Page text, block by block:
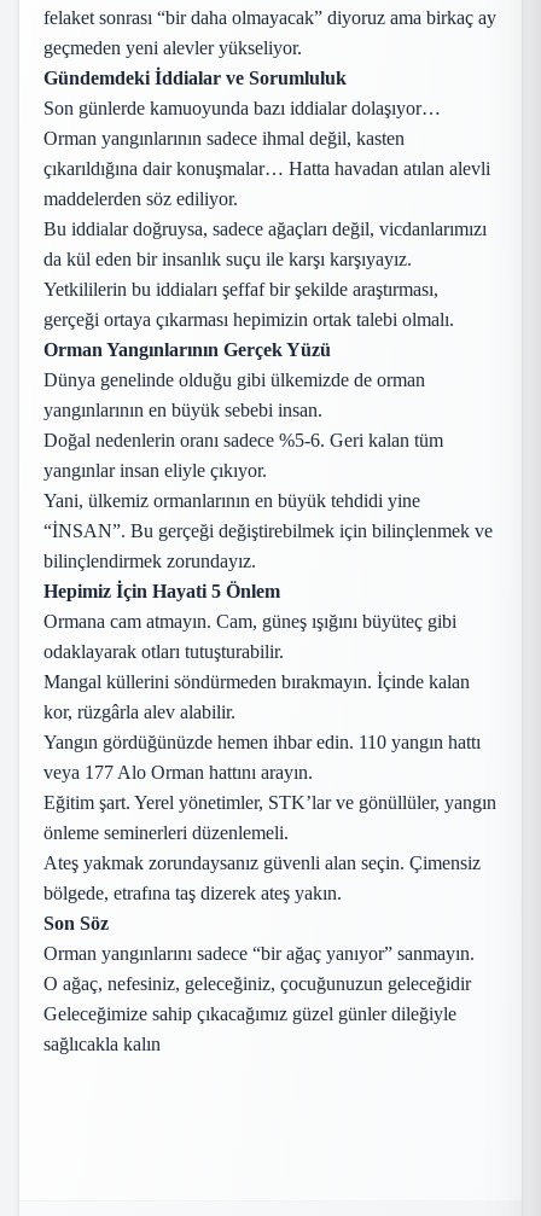
felaket sonrası “bir daha olmayacak” diyoruz ama birkaç ay
geçmeden yeni alevler yükseliyor.
Gündemdeki İddialar ve Sorumluluk
Son günlerde kamuoyunda bazı iddialar dolaşıyor…
Orman yangınlarının sadece ihmal değil, kasten
çıkarıldığına dair konuşmalar… Hatta havadan atılan alevli
maddelerden söz ediliyor.
Bu iddialar doğruysa, sadece ağaçları değil, vicdanlarımızı
da kül eden bir insanlık suçu ile karşı karşıyayız.
Yetkililerin bu iddiaları şeffaf bir şekilde araştırması,
gerçeği ortaya çıkarması hepimizin ortak talebi olmalı.
Orman Yangınlarının Gerçek Yüzü
Dünya genelinde olduğu gibi ülkemizde de orman
yangınlarının en büyük sebebi insan.
Doğal nedenlerin oranı sadece %5-6. Geri kalan tüm
yangınlar insan eliyle çıkıyor.
Yani, ülkemiz ormanlarının en büyük tehdidi yine
“İNSAN”. Bu gerçeği değiştirebilmek için bilinçlenmek ve
bilinçlendirmek zorundayız.
Hepimiz İçin Hayati 5 Önlem
Ormana cam atmayın. Cam, güneş ışığını büyüteç gibi
odaklayarak otları tutuşturabilir.
Mangal küllerini söndürmeden bırakmayın. İçinde kalan
kor, rüzgârla alev alabilir.
Yangın gördüğünüzde hemen ihbar edin. 110 yangın hattı
veya 177 Alo Orman hattını arayın.
Eğitim şart. Yerel yönetimler, STK’lar ve gönüllüler, yangın
önleme seminerleri düzenlemeli.
Ateş yakmak zorundaysanız güvenli alan seçin. Çimensiz
bölgede, etrafına taş dizerek ateş yakın.
Son Söz
Orman yangınlarını sadece “bir ağaç yanıyor” sanmayın.
O ağaç, nefesiniz, geleceğiniz, çocuğunuzun geleceğidir
Geleceğimize sahip çıkacağımız güzel günler dileğiyle
sağlıcakla kalın